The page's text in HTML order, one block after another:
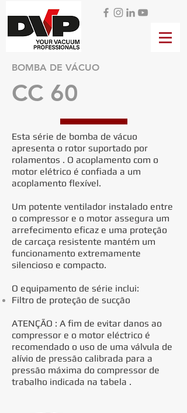
BOMBA DE VÁCUO
CC 60
Esta série de bomba de vácuo
apresenta o rotor suportado por
rolamentos . O acoplamento com o
motor elétrico é confiada a um
acoplamento flexível.
Um potente ventilador instalado entre
o compressor e o motor assegura um
arrefecimento eficaz e uma proteção
de carcaça resistente mantém um
funcionamento extremamente
silencioso e compacto.
O equipamento de série inclui:
Filtro de proteção de sucção
ATENÇÃO : A fim de evitar danos ao
compressor e o motor eléctrico é
recomendado o uso de uma válvula de
alívio de pressão calibrada para a
pressão máxima do compressor de
trabalho indicada na tabela .